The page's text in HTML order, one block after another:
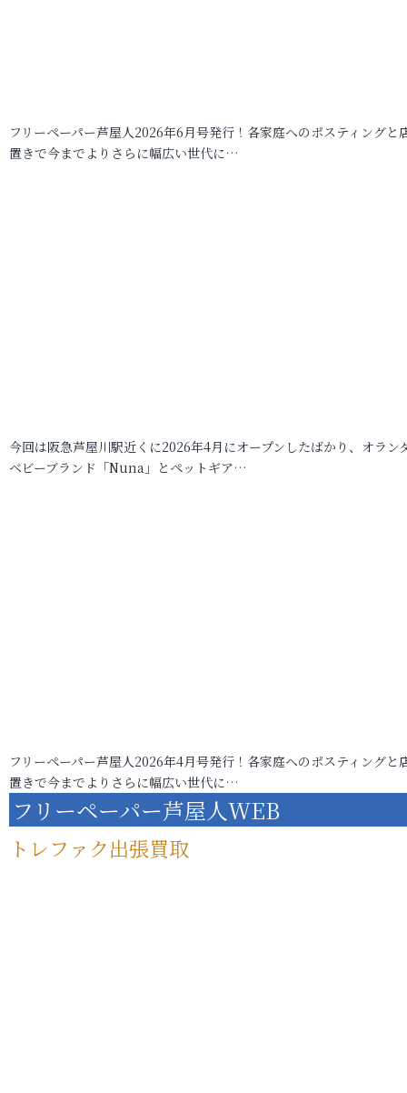
フリーペーパー芦屋人2026年6月号発行！各家庭へのポスティングと
置きで今までよりさらに幅広い世代に…
今回は阪急芦屋川駅近くに2026年4月にオープンしたばかり、オラン
ベビーブランド「Nuna」とペットギア…
フリーペーパー芦屋人2026年4月号発行！各家庭へのポスティングと
置きで今までよりさらに幅広い世代に…
フリーペーパー芦屋人WEB
トレファク出張買取